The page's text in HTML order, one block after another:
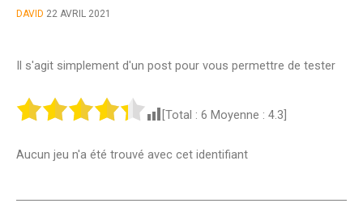
DAVID 22 AVRIL 2021
Il s'agit simplement d'un post pour vous permettre de tester
[Total : 6 Moyenne : 4.3]
Aucun jeu n'a été trouvé avec cet identifiant